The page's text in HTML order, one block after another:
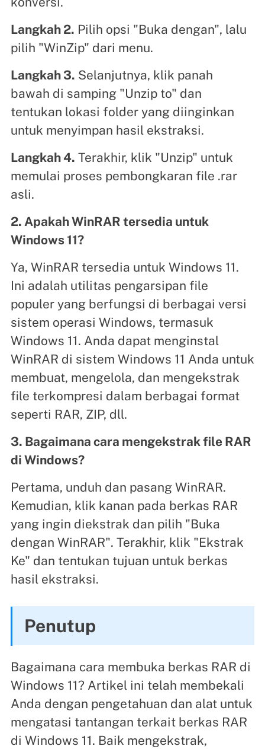
Langkah 2. Pilih opsi "Buka dengan", lalu
pilih "WinZip" dari menu.
Langkah 3. Selanjutnya, klik panah
bawah di samping "Unzip to" dan
tentukan lokasi folder yang diinginkan
untuk menyimpan hasil ekstraksi.
Langkah 4. Terakhir, klik "Unzip" untuk
memulai proses pembongkaran file .rar
asli.
2. Apakah WinRAR tersedia untuk
Windows 11?
Ya, WinRAR tersedia untuk Windows 11.
Ini adalah utilitas pengarsipan file
populer yang berfungsi di berbagai versi
sistem operasi Windows, termasuk
Windows 11. Anda dapat menginstal
WinRAR di sistem Windows 11 Anda untuk
membuat, mengelola, dan mengekstrak
file terkompresi dalam berbagai format
seperti RAR, ZIP, dll.
3. Bagaimana cara mengekstrak file RAR
di Windows?
Pertama, unduh dan pasang WinRAR.
Kemudian, klik kanan pada berkas RAR
yang ingin diekstrak dan pilih "Buka
dengan WinRAR". Terakhir, klik "Ekstrak
Ke" dan tentukan tujuan untuk berkas
hasil ekstraksi.
Penutup
Bagaimana cara membuka berkas RAR di
Windows 11? Artikel ini telah membekali
Anda dengan pengetahuan dan alat untuk
mengatasi tantangan terkait berkas RAR
di Windows 11. Baik mengekstrak,